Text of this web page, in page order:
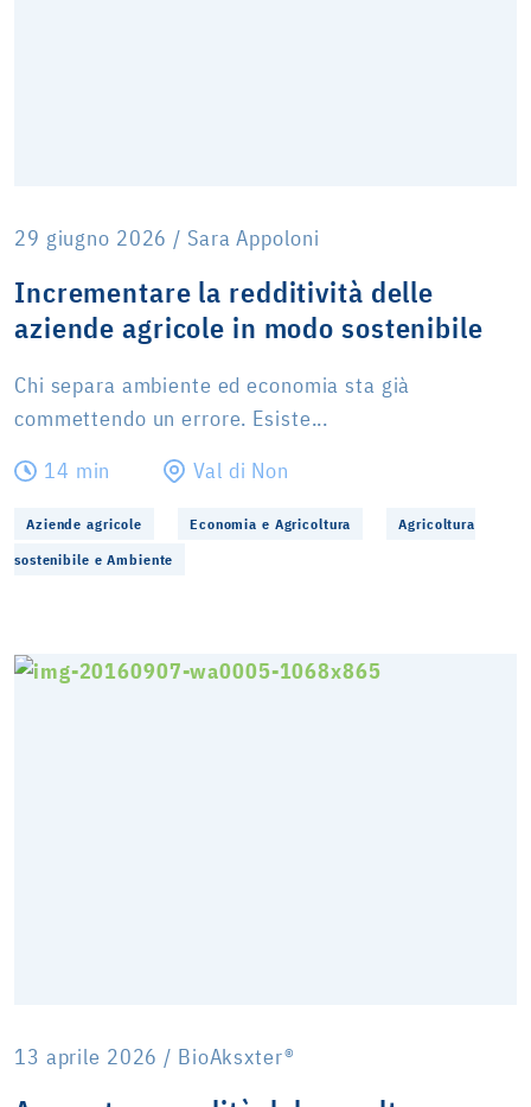
29 giugno 2026 / Sara Appoloni
Incrementare la redditività delle
aziende agricole in modo sostenibile
Chi separa ambiente ed economia sta già
commettendo un errore. Esiste...
14 min
Val di Non
Aziende agricole Economia e Agricoltura
Agricoltura
sostenibile e Ambiente
13 aprile 2026 / BioAksxter®